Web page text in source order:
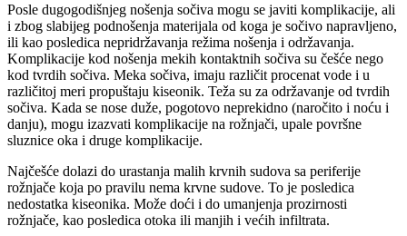
Posle dugogodišnjeg nošenja sočiva mogu se javiti komplikacije, ali
i zbog slabijeg podnošenja materijala od koga je sočivo napravljeno,
ili kao posledica nepridržavanja režima nošenja i održavanja.
Komplikacije kod nošenja mekih kontaktnih sočiva su češće nego
kod tvrdih sočiva. Meka sočiva, imaju različit procenat vode i u
različitoj meri propuštaju kiseonik. Teža su za održavanje od tvrdih
sočiva. Kada se nose duže, pogotovo neprekidno (naročito i noću i
danju), mogu izazvati komplikacije na rožnjači, upale površne
sluznice oka i druge komplikacije.
Najčešće dolazi do urastanja malih krvnih sudova sa periferije
rožnjače koja po pravilu nema krvne sudove. To je posledica
nedostatka kiseonika. Može doći i do umanjenja prozirnosti
rožnjače, kao posledica otoka ili manjih i većih infiltrata.